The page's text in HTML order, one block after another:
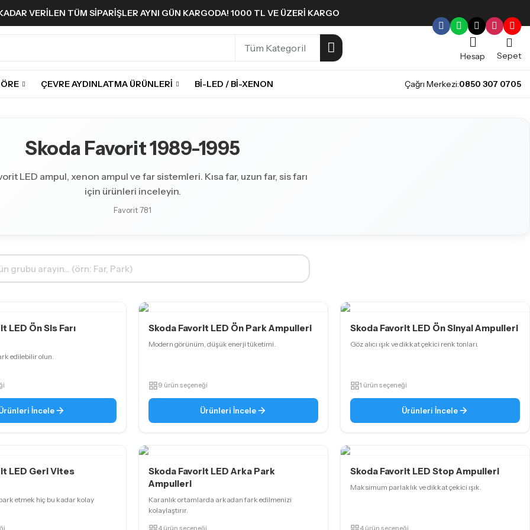
VERILEN TÜM SIPARIŞLER AYNI GÜN KARGODA! 1000 TL VE ÜZERI KARGO
Hesap
Sepet
ÇEVRE AYDINLATMA ÜRÜNLERI BI-LED / BI-XENON Çağrı Merkezi:0850 307 0705
Skoda Favorit 1989-1995
LED ampul, xenon ampul ve far sistemleri. Kısa far, uzun far, sis farı
için ürünleri inceleyin.
Favorit 781
LED Ön Sis Farı
edilebilir olun.
İncele
Skoda Favorit LED Ön Park Ampulleri
Modern görünüm, düşük enerji tüketimi.
9 ürün seçeneği
Ürünleri İncele
Skoda Favorit LED Ön Sinyal Ampulleri
Göz alıcı ışık ve dikkat çekici renk tonları.
1 ürün seçeneği
Ürünleri İncele
LED Geri Vites
etmek hiç bu kadar kolay
Skoda Favorit LED Arka Park
Ampulleri
Karanlık ortamlarda arkadan fark edilmenizi
kolaylaştırır.
4 ürün seçeneği
Skoda Favorit LED Stop Ampulleri
Maksimum parlaklık ve dikkat çekici ışık.
4 ürün seçeneği